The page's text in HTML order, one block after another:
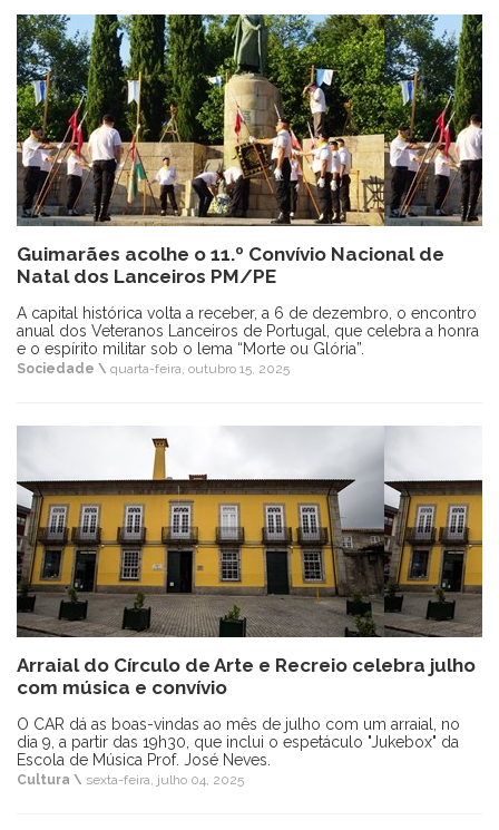
Guimarães acolhe o 11.º Convívio Nacional de
Natal dos Lanceiros PM/PE
A capital histórica volta a receber, a 6 de dezembro, o encontro
anual dos Veteranos Lanceiros de Portugal, que celebra a honra
e o espírito militar sob o lema “Morte ou Glória”.
Sociedade \ quarta-feira, outubro 15, 2025
Arraial do Círculo de Arte e Recreio celebra julho
com música e convívio
O CAR dá as boas-vindas ao mês de julho com um arraial, no
dia 9, a partir das 19h30, que inclui o espetáculo "Jukebox" da
Escola de Música Prof. José Neves.
Cultura \ sexta-feira, julho 04, 2025